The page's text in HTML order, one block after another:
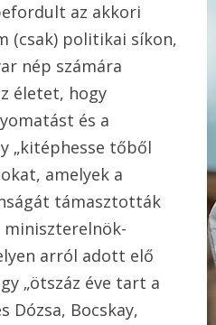
az akkori
(csak) politikai síkon,
nép számára
életet, hogy
és a
„kitéphesse tőből
amelyek a
támasztották
miniszterelnök-
arról adott elő
„ötszáz éve tart a
Dózsa, Bocskay,